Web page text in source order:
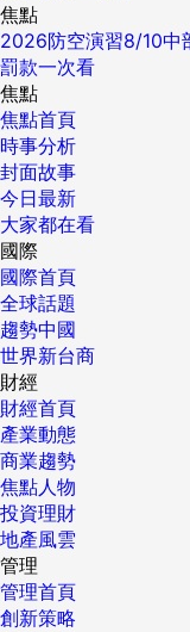
焦點
2026防空演習8/10中
罰款一次看
焦點
焦點首頁
時事分析
封面故事
今日最新
大家都在看
國際
國際首頁
全球話題
趨勢中國
世界新台商
財經
財經首頁
產業動態
商業趨勢
焦點人物
投資理財
地產風雲
管理
管理首頁
創新策略